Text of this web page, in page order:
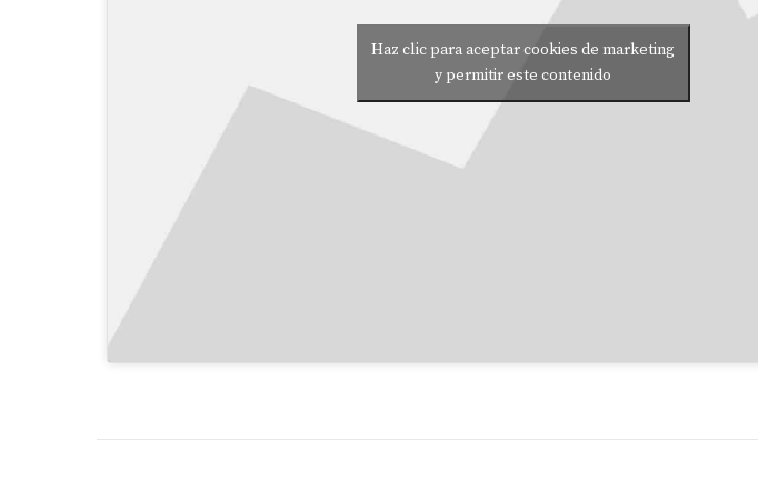
Haz clic para aceptar cookies de marketing
y permitir este contenido